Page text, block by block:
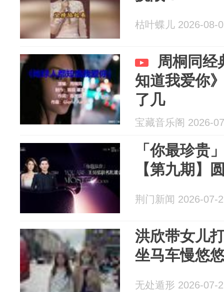
枯叶蝶儿 2026-08-
周桐同经
知道我爱你
了几
宝藏音乐阁 2026-
「你最珍贵
【第九期】
荆门新闻 2026-07-
洪欣带女儿
坐马车慢悠
无处遁形 2026-07-